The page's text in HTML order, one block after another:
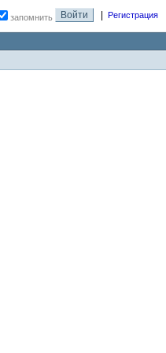
запомнить Регистрация